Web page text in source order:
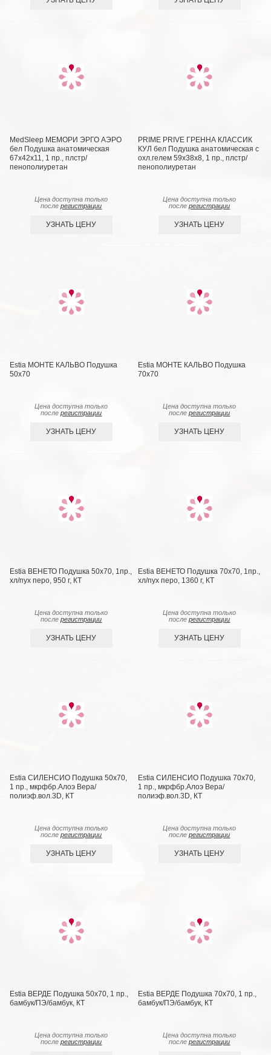
MedSleep МЕМОРИ ЭРГО АЭРО
бел Подушка анатомическая
67x42x11, 1 пр., плстр/
пенополиуретан
Цена доступна только
послерегистрации
УЗНАТЬ ЦЕНУ
PRIME PRIVE ГРЕННА КЛАССИК
КУЛ бел Подушка анатомическая с
охл.гелем 59х38х8, 1 пр., плстр/
пенополиуретан
Цена доступна только
послерегистрации
УЗНАТЬ ЦЕНУ
Estia МОНТЕ КАЛЬВО Подушка
50х70
Цена доступна только
послерегистрации
УЗНАТЬ ЦЕНУ
Estia МОНТЕ КАЛЬВО Подушка
70х70
Цена доступна только
послерегистрации
УЗНАТЬ ЦЕНУ
Estia ВЕНЕТО Подушка 50х70, 1пр.,
хл/пух перо, 950 г, КТ
Цена доступна только
послерегистрации
УЗНАТЬ ЦЕНУ
Estia ВЕНЕТО Подушка 70х70, 1пр.,
хл/пух перо, 1360 г, КТ
Цена доступна только
послерегистрации
УЗНАТЬ ЦЕНУ
Estia СИЛЕНСИО Подушка 50х70,
1 пр., мкрфбр.Алоэ Вера/
полиэф.вол.3D, КТ
Цена доступна только
послерегистрации
УЗНАТЬ ЦЕНУ
Estia СИЛЕНСИО Подушка 70х70,
1 пр., мкрфбр.Алоэ Вера/
полиэф.вол.3D, КТ
Цена доступна только
послерегистрации
УЗНАТЬ ЦЕНУ
Estia ВЕРДЕ Подушка 50х70, 1 пр.,
бамбук/ПЭ/бамбук, КТ
Цена доступна только
послерегистрации
Estia ВЕРДЕ Подушка 70х70, 1 пр.,
бамбук/ПЭ/бамбук, КТ
Цена доступна только
послерегистрации